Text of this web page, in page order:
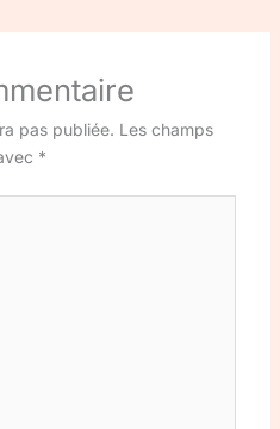
pas publiée. Les champs
*